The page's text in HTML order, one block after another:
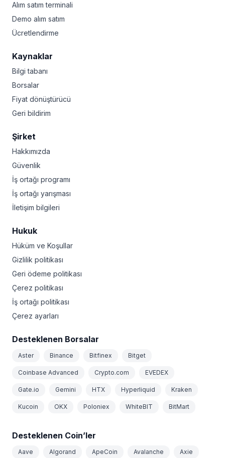
Alım satım terminali
Demo alım satım
Ücretlendirme
Kaynaklar
Bilgi tabanı
Borsalar
Fiyat dönüştürücü
Geri bildirim
Şirket
Hakkımızda
Güvenlik
İş ortağı programı
İş ortağı yarışması
İletişim bilgileri
Hukuk
Hüküm ve Koşullar
Gizlilik politikası
Geri ödeme politikası
Çerez politikası
İş ortağı politikası
Çerez ayarları
Desteklenen Borsalar
Aster Binance Bitfinex Bitget
Coinbase Advanced Crypto.com EVEDEX
Gate.io Gemini HTX Hyperliquid Kraken
Kucoin OKX Poloniex WhiteBIT BitMart
Desteklenen Coin’ler
Aave Algorand ApeCoin Avalanche Axie